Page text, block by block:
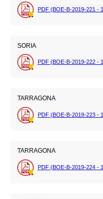
PDF (BOE-B-2019-221 - 1
SORIA
PDF (BOE-B-2019-222 - 1
TARRAGONA
PDF (BOE-B-2019-223 - 1
TARRAGONA
PDF (BOE-B-2019-224 - 1